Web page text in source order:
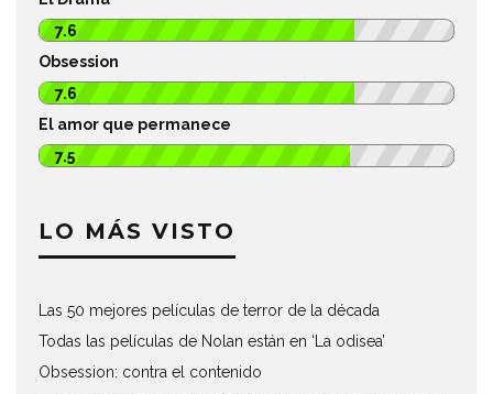
7.6
Obsession
7.6
El amor que permanece
7.5
LO MÁS VISTO
Las 50 mejores películas de terror de la década
Todas las películas de Nolan están en ‘La odisea’
Obsession: contra el contenido